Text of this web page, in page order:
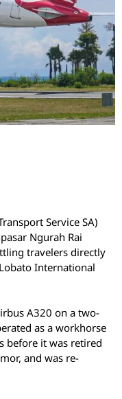
Service SA)
Ngurah Rai
travelers directly
International
A320 on a two-
as a workhorse
before it was retired
and was re-